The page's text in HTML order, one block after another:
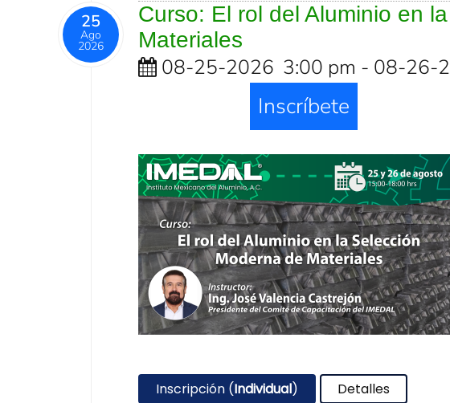
25
Ago
2026
Curso: El rol del Aluminio en
Materiales
08-25-2026 3:00 pm - 08-26-
Inscríbete
Inscripción (Individual) Detalles